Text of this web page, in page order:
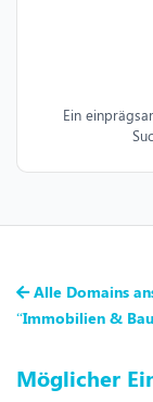
Ein
Alle Domains
“Immobilien &
Möglicher